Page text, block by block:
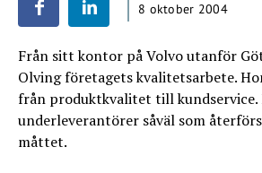
8 oktober 2004
Från sitt kontor på Volvo utanför
Olving företagets kvalitetsarbete.
från produktkvalitet till kundservice.
underleverantörer såväl som
måttet.